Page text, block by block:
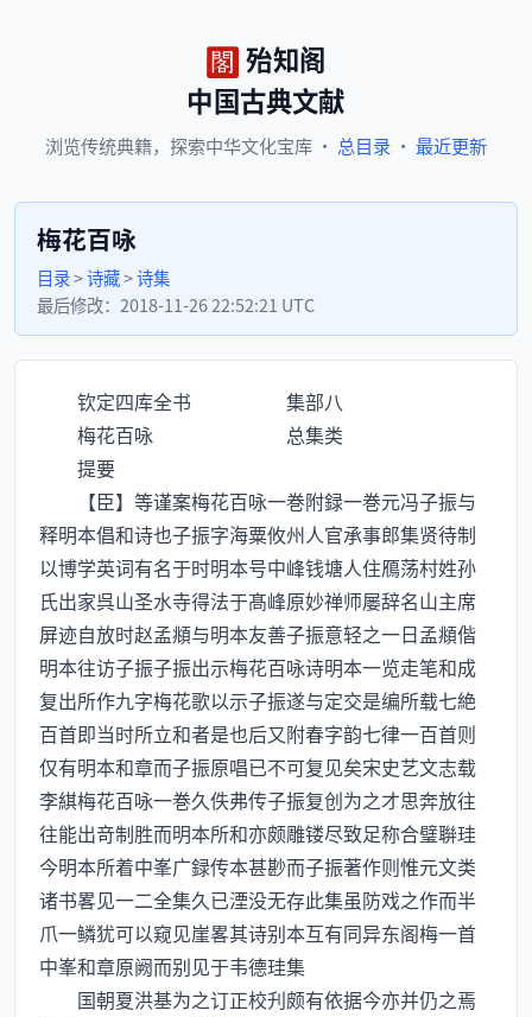
殆知阁
中国古典文献
浏览传统典籍， 探索中华文化宝库 · 总目录 · 最近更新
梅花百咏
目录>诗藏>诗集
最后修改： 2018-11-26 22:52:21 UTC
钦定四库全书 集部八
梅花百咏 总集类
提要
【臣】等谨案梅花百咏一巻附録一巻元冯子振与
释明本倡和诗也子振字海粟攸州人官承事郎集贤待制
以博学英词有名于时明本号中峰钱塘人住鴈荡村姓孙
氏出家呉山圣水寺得法于髙峰原妙禅师屡辞名山主席
屏迹自放时赵孟頫与明本友善子振意轻之一日孟頫偕
明本往访子振子振出示梅花百咏诗明本一览走笔和成
复出所作九字梅花歌以示子振遂与定交是编所载七絶
百首即当时所立和者是也后又附春字韵七律一百首则
仅有明本和章而子振原唱已不可复见矣宋史艺文志载
李綨梅花百咏一巻久佚弗传子振复创为之才思奔放往
往能出竒制胜而明本所和亦颇雕镂尽致足称合璧聨珪
今明本所着中峯广録传本甚尠而子振著作则惟元文类
诸书畧见一二全集久已湮没无存此集虽防戏之作而半
爪一鳞犹可以窥见崖畧其诗别本互有同异东阁梅一首
中峯和章原阙而别见于韦德珪集
国朝夏洪基为之订正校刋颇有依据今亦并仍之焉